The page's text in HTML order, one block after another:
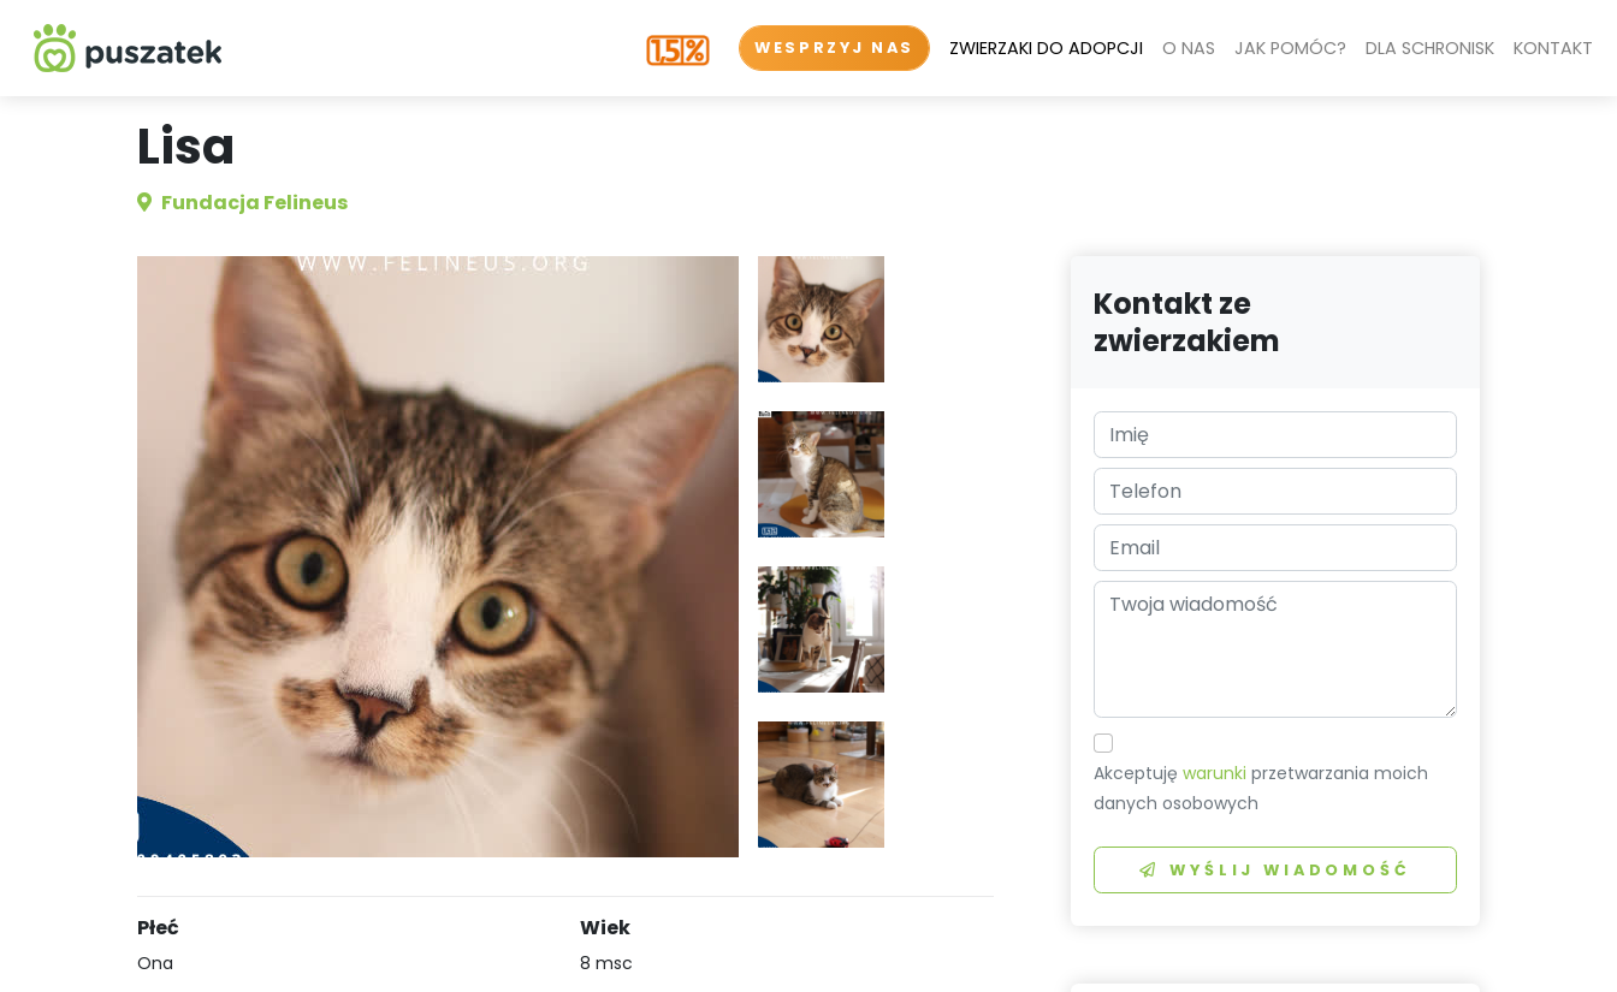
WESPRZYJ NAS ZWIERZAKI DO ADOPCJI O NAS JAK POMÓC? DLA SCHRONISK KONTAKT
Lisa
Fundacja Felineus
Płeć
Ona
Wiek
8 msc
Kontakt ze
zwierzakiem
Akceptujęwarunki przetwarzania moich
danych osobowych
WYŚLIJ WIADOMOŚĆ